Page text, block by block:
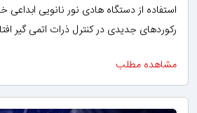
استفاده از دستگاه هادی نور نانویی
رکوردهای جدیدی در کنترل ذرات اتمی گیر
مشاهده مطلب